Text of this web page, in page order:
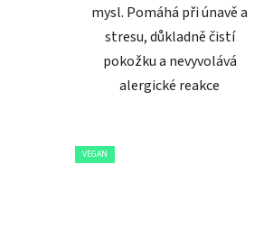
mysl. Pomáhá při únavě a
stresu, důkladně čistí
pokožku a nevyvolává
alergické reakce
VEGAN